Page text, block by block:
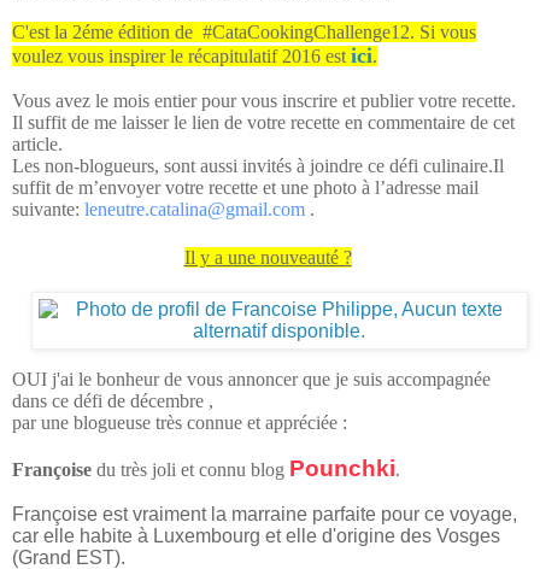
C'est la 2éme édition de #CataCookingChallenge12. Si vous
voulez vous inspirer le récapitulatif 2016 est ici.
Vous avez le mois entier pour vous inscrire et publier votre recette.
Il suffit de me laisser le lien de votre recette en commentaire de cet
article.
Les non-blogueurs, sont aussi invités à joindre ce défi culinaire.Il
suffit de m’envoyer votre recette et une photo à l’adresse mail
suivante: leneutre.catalina@gmail.com .
Il y a une nouveauté ?
OUI j'ai le bonheur de vous annoncer que je suis accompagnée
dans ce défi de décembre ,
par une blogueuse très connue et appréciée :
Françoise du très joli et connu blog Pounchki.
Françoise est vraiment la marraine parfaite pour ce voyage,
car elle habite à Luxembourg et elle d'origine des Vosges
(Grand EST).